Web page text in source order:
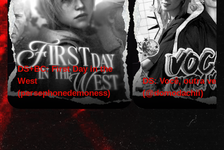
DS+BC: First Day in the
West
(persephonedemoness)
DS: Você, outra vez!
(@domodachii)